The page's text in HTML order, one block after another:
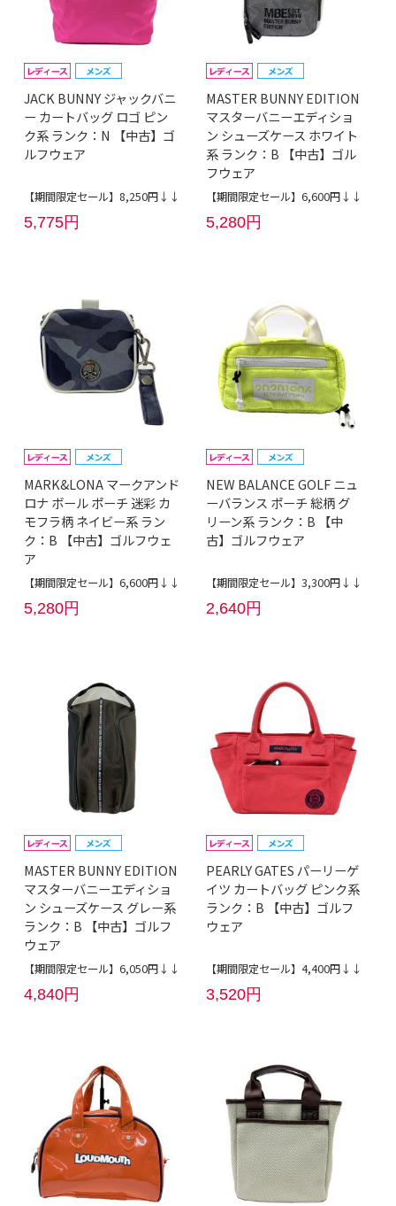
JACK BUNNY ジャックバニ
ー カートバッグ ロゴ ピン
ク系 ランク：N 【中古】ゴ
ルフウェア
【期間限定セール】8,250円↓↓
5,775円
MASTER BUNNY EDITION
マスターバニーエディショ
ン シューズケース ホワイト
系 ランク：B 【中古】ゴル
フウェア
【期間限定セール】6,600円↓↓
5,280円
MARK&LONA マークアンド
ロナ ボール ポーチ 迷彩 カ
モフラ柄 ネイビー系 ラン
ク：B 【中古】ゴルフウェ
ア
【期間限定セール】6,600円↓↓
5,280円
NEW BALANCE GOLF ニュ
ーバランス ポーチ 総柄 グ
リーン系 ランク：B 【中
古】ゴルフウェア
【期間限定セール】3,300円↓↓
2,640円
MASTER BUNNY EDITION
マスターバニーエディショ
ン シューズケース グレー系
ランク：B 【中古】ゴルフ
ウェア
【期間限定セール】6,050円↓↓
4,840円
PEARLY GATES パーリーゲ
イツ カートバッグ ピンク系
ランク：B 【中古】ゴルフ
ウェア
【期間限定セール】4,400円↓↓
3,520円